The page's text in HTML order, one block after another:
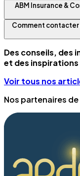
ABM Insurance &
Comment contacter
Des conseils, des
et des inspirations
Voir tous nos
Nos partenaires